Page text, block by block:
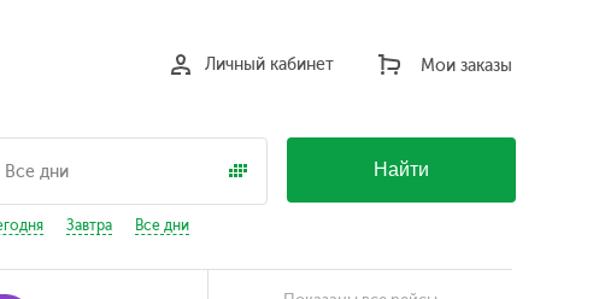
Мои заказы
Личный кабинет
Завтра Все дни
Найти